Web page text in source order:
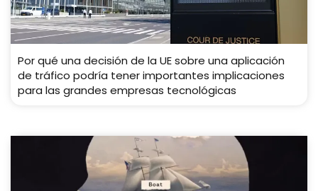
Por qué una decisión de la UE sobre una aplicación
de tráfico podría tener importantes implicaciones
para las grandes empresas tecnológicas